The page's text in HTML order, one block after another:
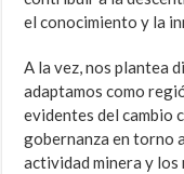
el conocimiento y la
A la vez, nos plantea
adaptamos como
evidentes del cambio
gobernanza en torno
actividad minera y